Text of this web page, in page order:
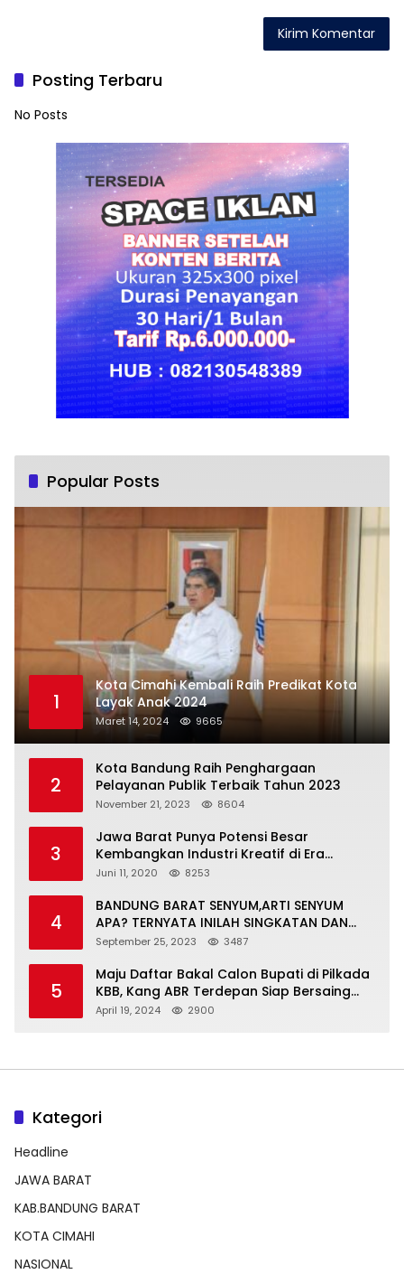
Posting Terbaru
No Posts
Popular Posts
1
Kota Cimahi Kembali Raih Predikat Kota
Layak Anak 2024
Maret 14, 2024 9665
2
Kota Bandung Raih Penghargaan
Pelayanan Publik Terbaik Tahun 2023
November 21, 2023 8604
3
Jawa Barat Punya Potensi Besar
Kembangkan Industri Kreatif di Era
Normal Baru
Juni 11, 2020 8253
4
BANDUNG BARAT SENYUM,ARTI SENYUM
APA? TERNYATA INILAH SINGKATAN DAN
MAKNANYA
September 25, 2023 3487
5
Maju Daftar Bakal Calon Bupati di Pilkada
KBB, Kang ABR Terdepan Siap Bersaing
Dengan Balon Lainnya
April 19, 2024 2900
Kategori
Headline
JAWA BARAT
KAB.BANDUNG BARAT
KOTA CIMAHI
NASIONAL